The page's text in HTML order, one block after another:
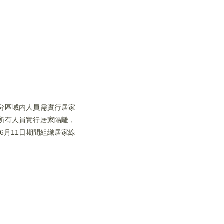
區域内人員需實行居家
人員實行居家隔離，
月11日期間組織居家線